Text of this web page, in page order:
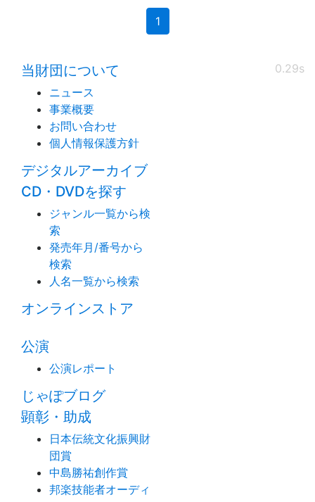
1(current)
0.29s
当財団について
ニュース
事業概要
お問い合わせ
個人情報保護方針
デジタルアーカイブ
CD・DVDを探す
ジャンル一覧から検
索
発売年月/番号から
検索
人名一覧から検索
オンラインストア
公演
公演レポート
じゃぽブログ
顕彰・助成
日本伝統文化振興財
団賞
中島勝祐創作賞
邦楽技能者オーディ